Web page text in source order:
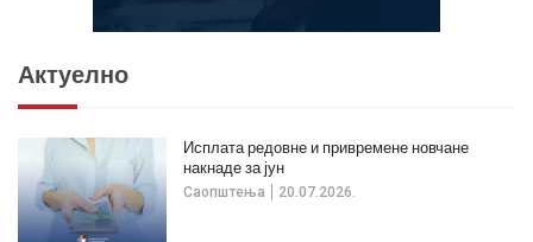
Актуелно
Саопштења 20.07.2026.
Исплата редовне и привремене новчане
накнаде за јун